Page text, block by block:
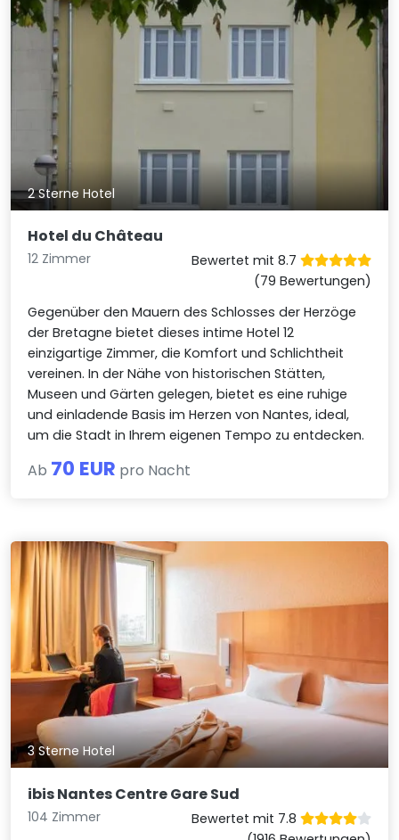
2 Sterne Hotel
Hotel du Château
12 Zimmer
Bewertet mit 8.7
(79 Bewertungen)
Gegenüber den Mauern des Schlosses der Herzöge
der Bretagne bietet dieses intime Hotel 12
einzigartige Zimmer, die Komfort und Schlichtheit
vereinen. In der Nähe von historischen Stätten,
Museen und Gärten gelegen, bietet es eine ruhige
und einladende Basis im Herzen von Nantes, ideal,
um die Stadt in Ihrem eigenen Tempo zu entdecken.
Ab 70 EUR pro Nacht
3 Sterne Hotel
ibis Nantes Centre Gare Sud
104 Zimmer
Bewertet mit 7.8